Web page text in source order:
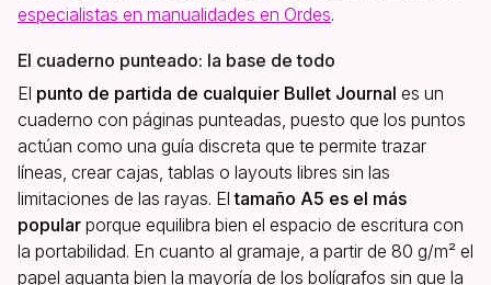
especialistas en manualidades en Ordes.
El cuaderno punteado: la base de todo
El punto de partida de cualquier Bullet Journal es un
cuaderno con páginas punteadas, puesto que los puntos
actúan como una guía discreta que te permite trazar
líneas, crear cajas, tablas o layouts libres sin las
limitaciones de las rayas. Eltamaño A5 es el más
popular porque equilibra bien el espacio de escritura con
la portabilidad. En cuanto al gramaje, a partir de 80 g/m² el
papel aguanta bien la mayoría de los bolígrafos sin que la